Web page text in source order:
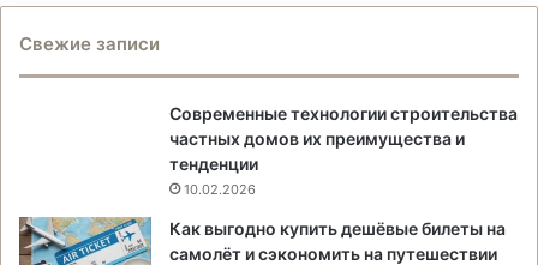
Свежие записи
Современные технологии строительства
частных домов их преимущества и
тенденции
10.02.2026
Как выгодно купить дешёвые билеты на
самолёт и сэкономить на путешествии